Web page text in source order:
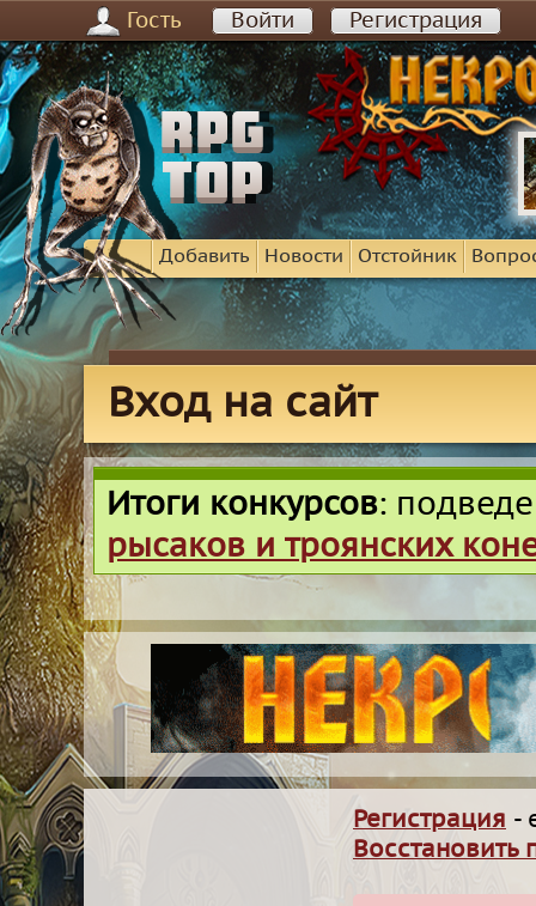
Гость Войти Регистрация
Добавить Новости Отстойник
Вход на сайт
Итоги конкурсов:
рысаков и троянских
Регистрация -
Восстановить